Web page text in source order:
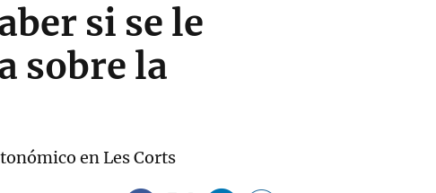
si se le
sobre la
en Les Corts